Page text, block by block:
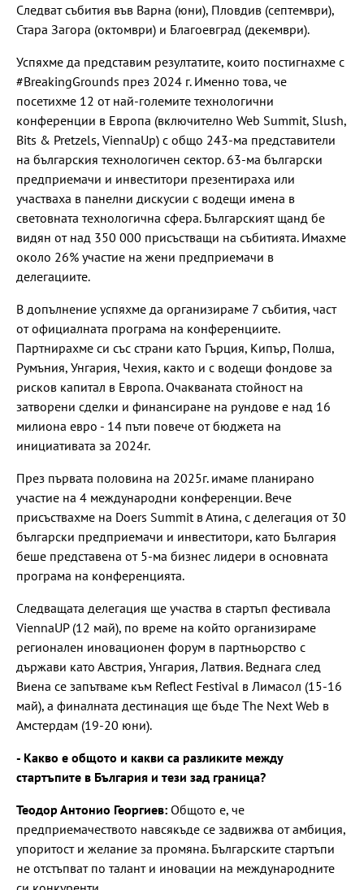
Следват събития във Варна (юни), Пловдив (септември),
Стара Загора (октомври) и Благоевград (декември).
Успяхме да представим резултатите, които постигнахме с
#BreakingGrounds през 2024 г. Именно това, че
посетихме 12 от най-големите технологични
конференции в Европа (включително Web Summit, Slush,
Bits & Pretzels, ViennaUp) с общо 243-ма представители
на българския технологичен сектор. 63-ма български
предприемачи и инвеститори презентираха или
участваха в панелни дискусии с водещи имена в
световната технологична сфера. Българският щанд бе
видян от над 350 000 присъстващи на събитията. Имахме
около 26% участие на жени предприемачи в
делегациите.
В допълнение успяхме да организираме 7 събития, част
от официалната програма на конференциите.
Партнирахме си със страни като Гърция, Кипър, Полша,
Румъния, Унгария, Чехия, както и с водещи фондове за
рисков капитал в Европа. Очакваната стойност на
затворени сделки и финансиране на рундове е над 16
милиона евро - 14 пъти повече от бюджета на
инициативата за 2024г.
През първата половина на 2025г. имаме планирано
участие на 4 международни конференции. Вече
присъствахме на Doers Summit в Атина, с делегация от 30
български предприемачи и инвеститори, като България
беше представена от 5-ма бизнес лидери в основната
програма на конференцията.
Следващата делегация ще участва в стартъп фестивала
ViennaUP (12 май), по време на който организираме
регионален иновационен форум в партньорство с
държави като Австрия, Унгария, Латвия. Веднага след
Виена се запътваме към Reflect Festival в Лимасол (15-16
май), а финалната дестинация ще бъде The Next Web в
Амстердам (19-20 юни).
- Какво е общото и какви са разликите между
стартъпите в България и тези зад граница?
Теодор Антонио Георгиев: Общото е, че
предприемачеството навсякъде се задвижва от амбиция,
упоритост и желание за промяна. Българските стартъпи
не отстъпват по талант и иновации на международните